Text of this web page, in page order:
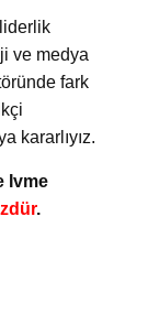
ve medya
fark
kararlıyız.
Ivme
.